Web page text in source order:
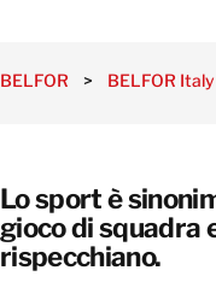
BELFOR > BELFOR Italy
Lo sport è
gioco di squadra
rispecchiano.